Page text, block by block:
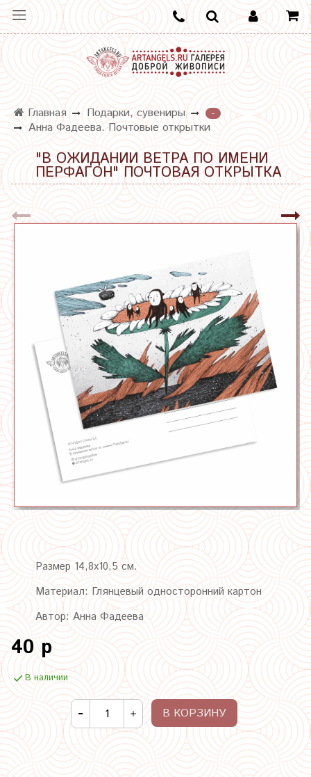
Главная Подарки, сувениры
-
Анна Фадеева. Почтовые открытки
"В ОЖИДАНИИ ВЕТРА ПО ИМЕНИ
ПЕРФАГОН" ПОЧТОВАЯ ОТКРЫТКА
Размер 14,8х10,5 см.
Материал: Глянцевый односторонний картон
Автор: Анна Фадеева
40 р
В наличии
В КОРЗИНУ